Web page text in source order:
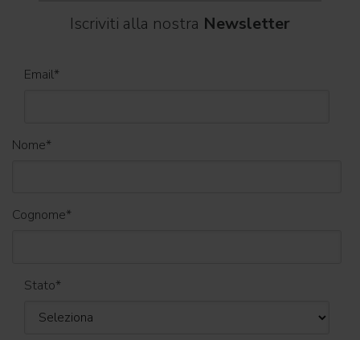
Iscriviti alla nostra Newsletter
Email*
Nome*
Cognome*
Stato*